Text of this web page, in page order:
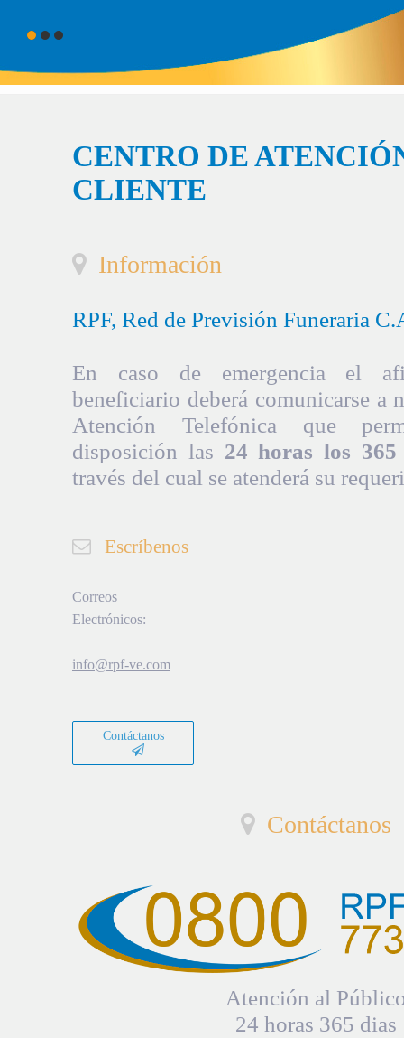
CENTRO DE
CLIENTE
Información
RPF, Red de Previsión Funeraria
En caso de emergencia el
beneficiario deberá comunicarse a
Atención Telefónica que
disposición las 24 horas los
través del cual se atenderá su
Escríbenos
Correos
Electrónicos:
info@rpf-ve.com
Contáctanos
Contáctanos
Atención al
24 horas 365 dias